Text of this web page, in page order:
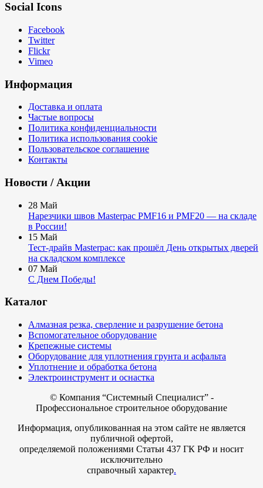
Social Icons
Facebook
Twitter
Flickr
Vimeo
Информация
Доставка и оплата
Частые вопросы
Политика конфиденциальности
Политика использования cookie
Пользовательское соглашение
Контакты
Новости / Акции
28 Май
Нарезчики швов Masterpac PMF16 и PMF20 — на складе
в России!
15 Май
Тест-драйв Masterpac: как прошёл День открытых дверей
на складском комплексе
07 Май
С Днем Победы!
Каталог
Алмазная резка, сверление и разрушение бетона
Вспомогательное оборудование
Крепежные системы
Оборудование для уплотнения грунта и асфальта
Уплотнение и обработка бетона
Электроинструмент и оснастка
© Компания “Системный Специалист” -
Профессиональное строительное оборудование
Информация, опубликованная на этом сайте не является
публичной офертой,
определяемой положениями Статьи 437 ГК РФ и носит
исключительно
справочный характер.